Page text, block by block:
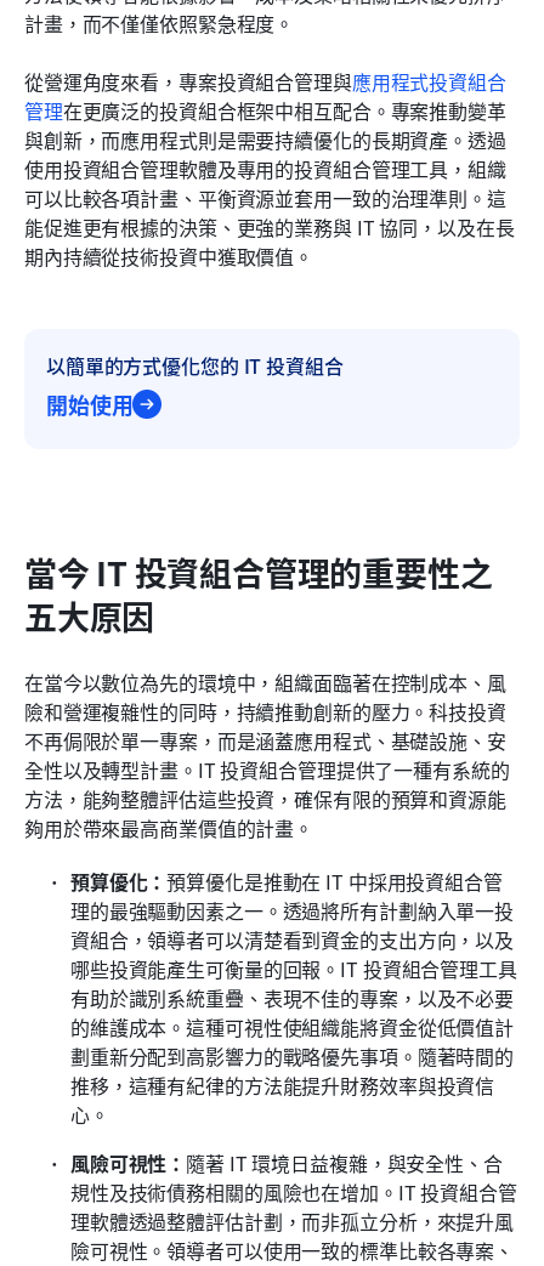
計畫，而不僅僅依照緊急程度。
從營運角度來看，專案投資組合管理與應用程式投資組合
管理在更廣泛的投資組合框架中相互配合。專案推動變革
與創新，而應用程式則是需要持續優化的長期資產。透過
使用投資組合管理軟體及專用的投資組合管理工具，組織
可以比較各項計畫、平衡資源並套用一致的治理準則。這
能促進更有根據的決策、更強的業務與 IT 協同，以及在長
期內持續從技術投資中獲取價值。
以簡單的方式優化您的 IT 投資組合
開始使用
當今 IT 投資組合管理的重要性之
五大原因
在當今以數位為先的環境中，組織面臨著在控制成本、風
險和營運複雜性的同時，持續推動創新的壓力。科技投資
不再侷限於單一專案，而是涵蓋應用程式、基礎設施、安
全性以及轉型計畫。IT 投資組合管理提供了一種有系統的
方法，能夠整體評估這些投資，確保有限的預算和資源能
夠用於帶來最高商業價值的計畫。
預算優化：預算優化是推動在 IT 中採用投資組合管
理的最強驅動因素之一。透過將所有計劃納入單一投
資組合，領導者可以清楚看到資金的支出方向，以及
哪些投資能產生可衡量的回報。IT 投資組合管理工具
有助於識別系統重疊、表現不佳的專案，以及不必要
的維護成本。這種可視性使組織能將資金從低價值計
劃重新分配到高影響力的戰略優先事項。隨著時間的
推移，這種有紀律的方法能提升財務效率與投資信
心。
風險可視性： 隨著 IT 環境日益複雜，與安全性、合
規性及技術債務相關的風險也在增加。IT 投資組合管
理軟體透過整體評估計劃，而非孤立分析，來提升風
險可視性。領導者可以使用一致的標準比較各專案、